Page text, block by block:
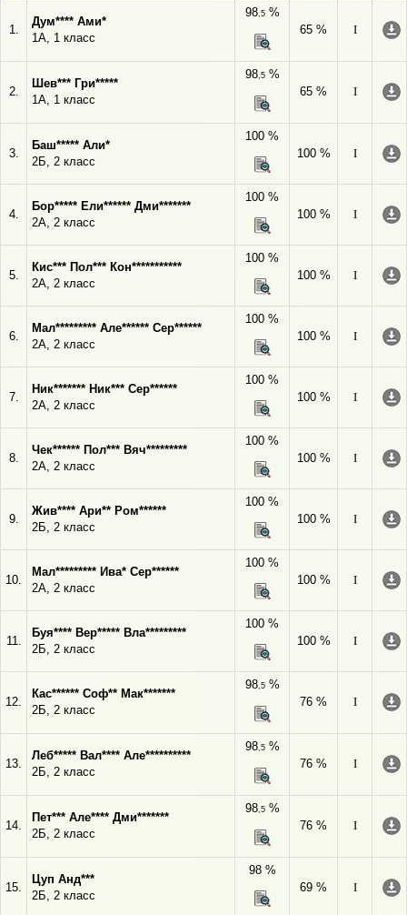
1.
Дум**** Ами*
1А, 1 класс
98,5%
65 %
I
2.
Шев*** Гри*****
1А, 1 класс
98,5%
65 %
I
3.
Баш***** Али*
2Б, 2 класс
100 %
100 %
I
4.
Бор***** Ели****** Дми*******
2А, 2 класс
100 %
100 %
I
5.
Кис*** Пол*** Кон***********
2А, 2 класс
100 %
100 %
I
6.
Мал********* Але****** Сер******
2А, 2 класс
100 %
100 %
I
7.
Ник******* Ник*** Сер******
2А, 2 класс
100 %
100 %
I
8.
Чек****** Пол*** Вяч*********
2А, 2 класс
100 %
100 %
I
9.
Жив**** Ари** Ром******
2Б, 2 класс
100 %
100 %
I
10.
Мал********* Ива* Сер******
2А, 2 класс
100 %
100 %
I
11.
Буя**** Вер***** Вла*********
2Б, 2 класс
100 %
100 %
I
12.
Кас****** Соф** Мак*******
2Б, 2 класс
98,5%
76 %
I
13.
Леб***** Вал**** Але**********
2Б, 2 класс
98,5%
76 %
I
14.
Пет*** Але**** Дми*******
2Б, 2 класс
98,5%
76 %
I
15.
Цуп Анд***
2Б, 2 класс
98 %
69 %
I